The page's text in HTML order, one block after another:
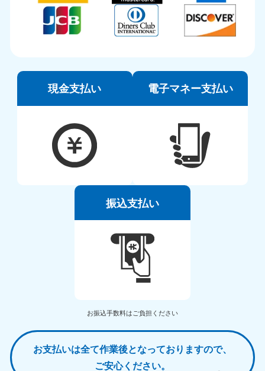
現金支払い 電子マネー支払い
振込支払い
お振込手数料はご負担ください
お支払いは全て作業後となっておりますので、
ご安心ください。